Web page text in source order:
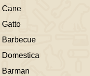
Cane
Gatto
Barbecue
Domestica
Barman